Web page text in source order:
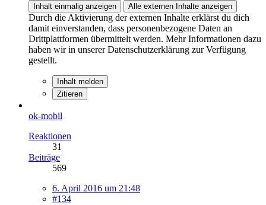
Inhalt einmalig anzeigen Alle externen Inhalte anzeigen
Durch die Aktivierung der externen Inhalte erklärst du dich
damit einverstanden, dass personenbezogene Daten an
Drittplattformen übermittelt werden. Mehr Informationen dazu
haben wir in unserer Datenschutzerklärung zur Verfügung
gestellt.
Inhalt melden
Zitieren
ok-mobil
Reaktionen
31
Beiträge
569
6. April 2016 um 21:48
#134